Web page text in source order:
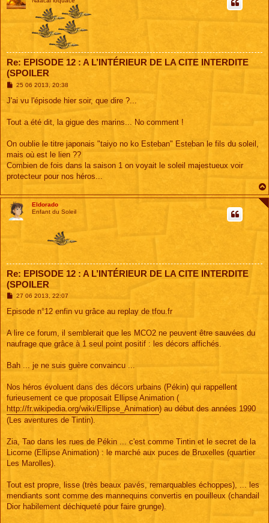
Re: EPISODE 12 : A L’INTÉRIEUR DE LA CITE INTERDITE
(SPOILER
M
s
g
25 06 2013, 20:38
J'ai vu l'épisode hier soir, que dire ?...
Tout a été dit, la gigue des marins... No comment !
On oublie le titre japonais "taiyo no ko Esteban" Esteban le fils du soleil,
mais où est le lien ??
Combien de fois dans la saison 1 on voyait le soleil majestueux voir
protecteur pour nos héros...
Eldorado
Enfant du Soleil
Re: EPISODE 12 : A L’INTÉRIEUR DE LA CITE INTERDITE
(SPOILER
M
s
g
27 06 2013, 22:07
Episode n°12 enfin vu grâce au replay de tfou.fr
A lire ce forum, il semblerait que les MCO2 ne peuvent être sauvées du
naufrage que grâce à 1 seul point positif : les décors affichés.
Bah ... je ne suis guère convaincu ...
Nos héros évoluent dans des décors urbains (Pékin) qui rappellent
furieusement ce que proposait Ellipse Animation (
http://fr.wikipedia.org/wiki/Ellipse_Animation) au début des années 1990
(Les aventures de Tintin).
Zia, Tao dans les rues de Pékin ... c'est comme Tintin et le secret de la
Licorne (Ellipse Animation) : le marché aux puces de Bruxelles (quartier
Les Marolles).
Tout est propre, lisse (très beaux pavés, remarquables échoppes), ... les
mendiants sont comme des mannequins convertis en pouilleux (chandail
Dior habilement déchiqueté pour faire grunge).